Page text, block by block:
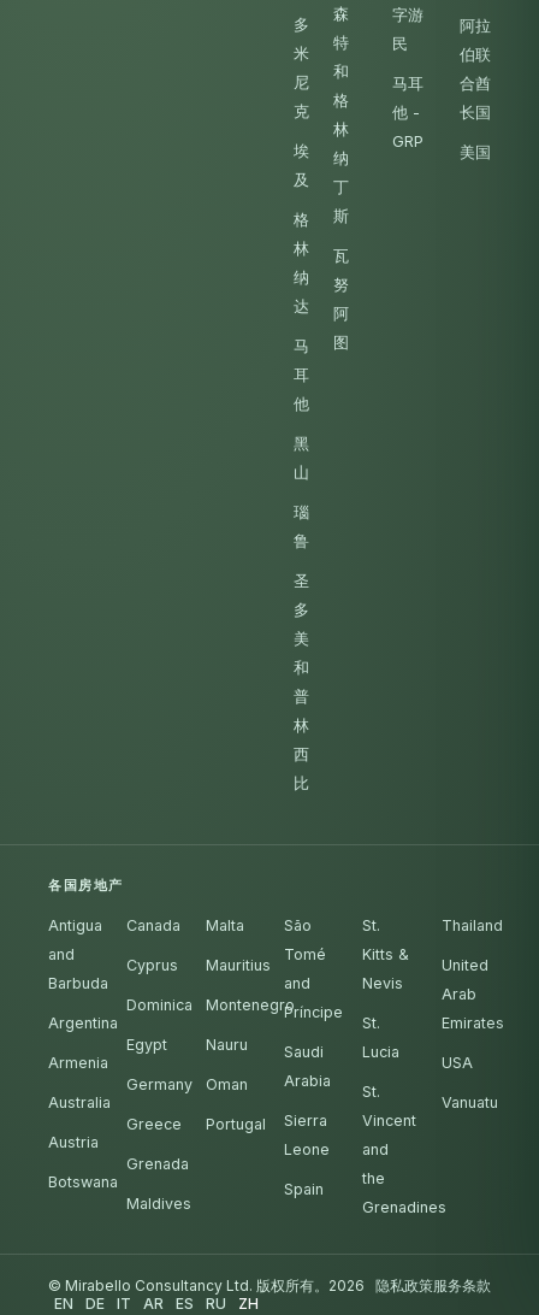
多
米
尼
克
埃
及
格
林
纳
达
马
耳
他
黑
山
瑙
鲁
圣
多
美
和
普
林
西
比
森
特
和
格
林
纳
丁
斯
瓦
努
阿
图
字游
民
马耳
他 -
GRP
阿拉
伯联
合酋
长国
美国
各国房地产
Antigua
and
Barbuda
Argentina
Armenia
Australia
Austria
Botswana
Canada
Cyprus
Dominica
Egypt
Germany
Greece
Grenada
Maldives
Malta
Mauritius
Montenegro
Nauru
Oman
Portugal
São
Tomé
and
Príncipe
Saudi
Arabia
Sierra
Leone
Spain
St.
Kitts &
Nevis
St.
Lucia
St.
Vincent
and
the
Grenadines
Thailand
United
Arab
Emirates
USA
Vanuatu
© Mirabello Consultancy Ltd. 版权所有。2026 隐私政策服务条款
EN
DE IT AR ES RU ZH